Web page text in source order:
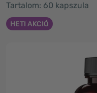
Tartalom: 60 kapszula
HETI AKCIÓ